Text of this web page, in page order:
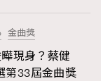
金曲獎
現身？蔡健
第33屆金曲獎